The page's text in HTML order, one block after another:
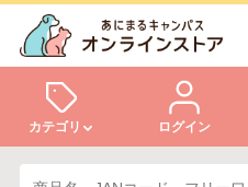
カテゴリ ログイン